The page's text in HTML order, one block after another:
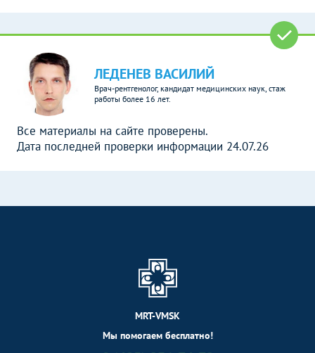
ЛЕДЕНЕВ ВАСИЛИЙ
Врач-рентгенолог, кандидат медицинских наук, стаж
работы более 16 лет.
Все материалы на сайте проверены.
Дата последней проверки информации 24.07.26
MRT-VMSK
Мы помогаем бесплатно!